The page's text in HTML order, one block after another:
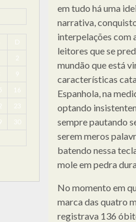
em tudo há uma
narrativa,
interpelações com
leitores que se
mundão que está
características
Espanhola, na
optando
sempre pautando
serem meros
batendo nessa
mole em pedra
No momento em
marca das quatro
registrava 136
D
9
16
23
30